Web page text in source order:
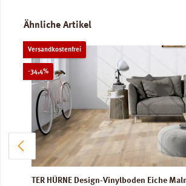
Produktgalerie überspringen
Ähnliche Artikel
Versandkostenfrei
-34,4%Rabatt
TER HÜRNE Design-Vinylboden Eiche